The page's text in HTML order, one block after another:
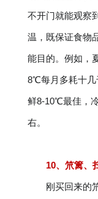
不开门就能观察
温，既保证食物
能目的。例如，
8℃每月多耗十几
鲜8-10℃最佳，
右。
10、笊篱、
刚买回来的